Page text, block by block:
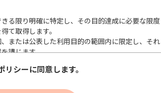
る限り明確に特定し、その目的達成に必要な限度
て取得します。
または公表した利用目的の範囲内に限定し、それ
講じます。
託する際は、本人が同意を与えた利用目的の範囲
リシーに同意します。